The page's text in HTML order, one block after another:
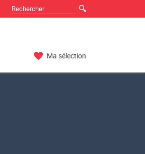
Ma sélection